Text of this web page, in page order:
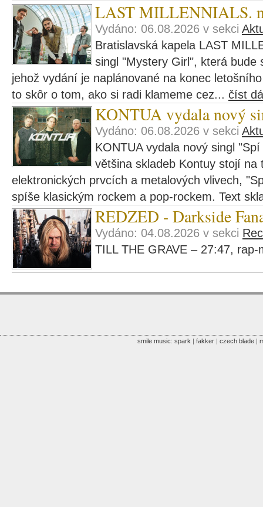
LAST MILLENNIALS.
Vydáno: 06.08.2026 v sekci
Bratislavská kapela LAST
singl "Mystery Girl", která bude
jehož vydání je naplánované na konec
to skôr o tom, ako si radi klameme cez... číst
KONTUA vydala nový
Vydáno: 06.08.2026 v sekci
KONTUA vydala nový singl
většina skladeb Kontuy stojí na
elektronických prvcích a metalových vlivech,
spíše klasickým rockem a pop-rockem. Text
REDZED - Darkside
Vydáno: 04.08.2026 v sekci
TILL THE GRAVE – 27:47,
smile music:spark |fakker |czech blade |